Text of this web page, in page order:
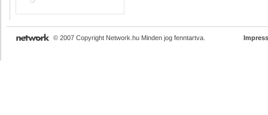
© 2007 Copyright Network.hu Minden jog fenntartva.